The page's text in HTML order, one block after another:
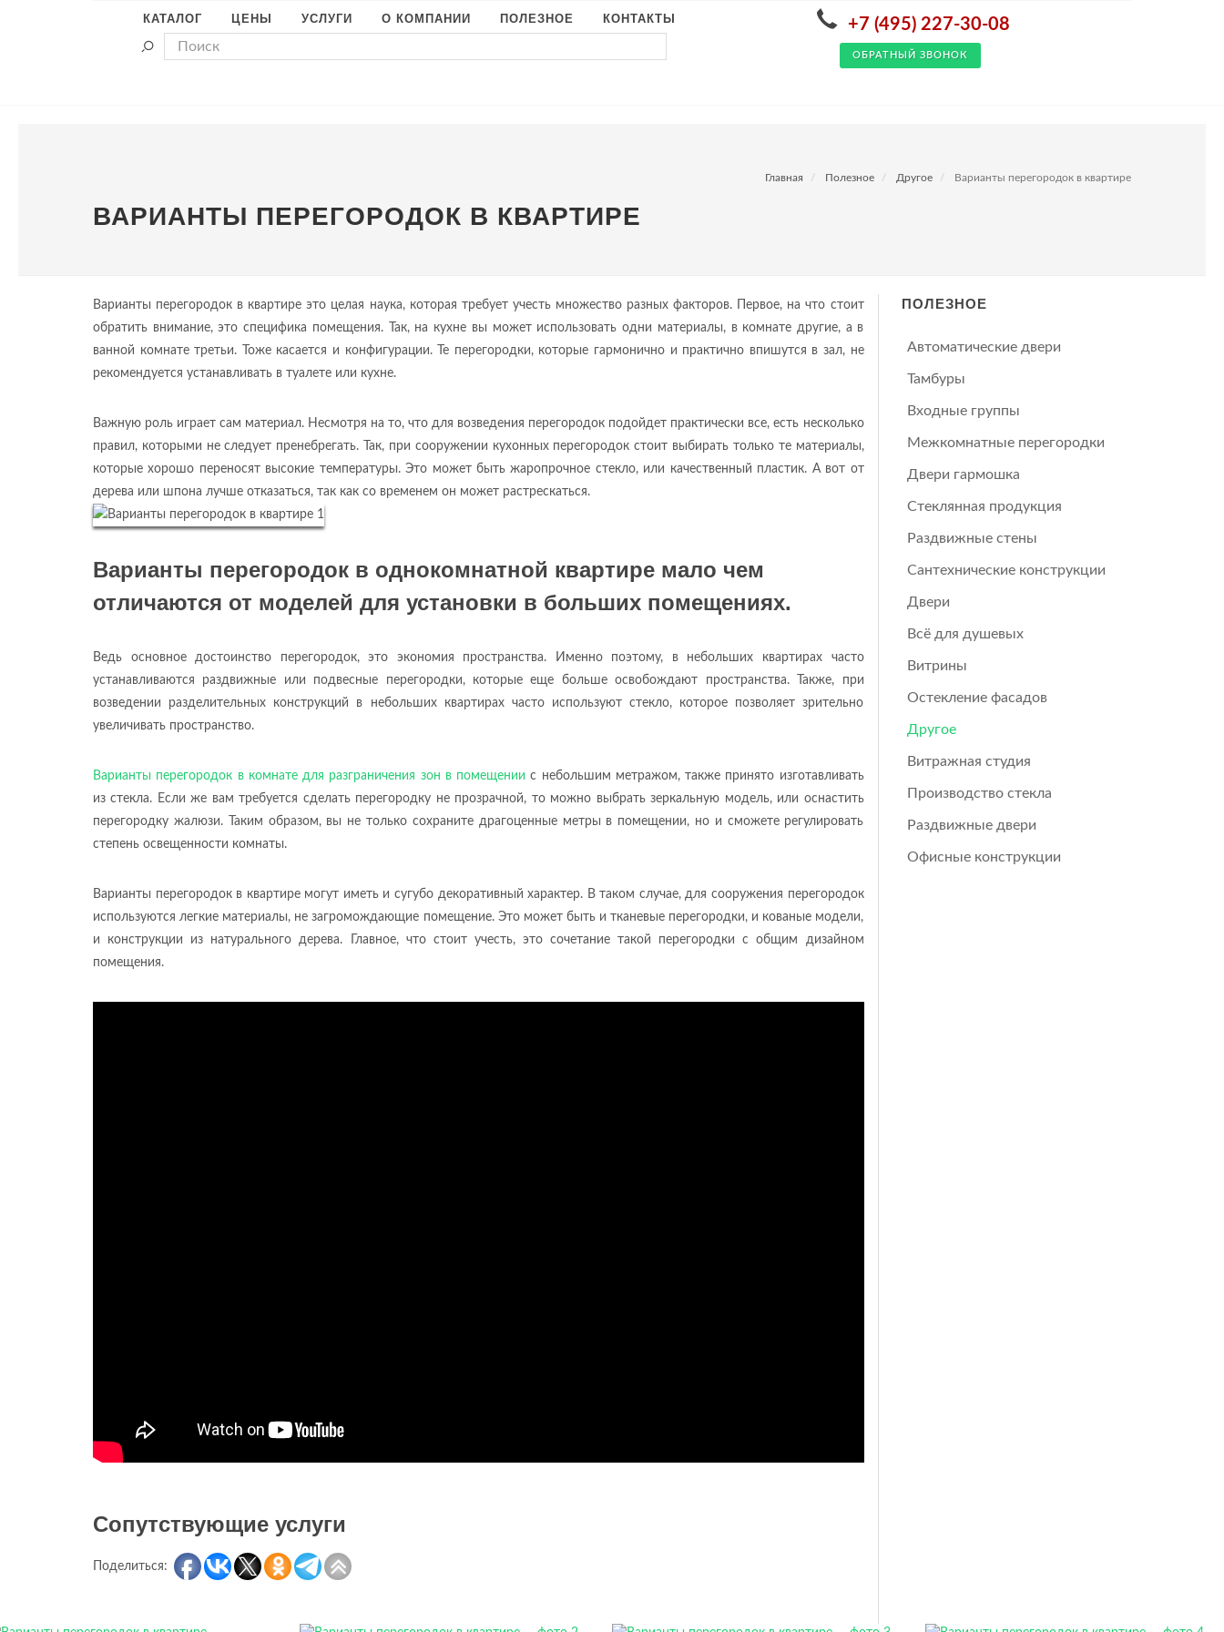
КАТАЛОГ ЦЕНЫ УСЛУГИ О КОМПАНИИ ПОЛЕЗНОЕ КОНТАКТЫ +7 (495) 227-30-08
ОБРАТНЫЙ ЗВОНОК
Главная Полезное Другое Варианты перегородок в квартире
ВАРИАНТЫ ПЕРЕГОРОДОК В КВАРТИРЕ
Варианты перегородок в квартире это целая наука, которая требует учесть множество разных факторов. Первое, на что стоит
обратить внимание, это специфика помещения. Так, на кухне вы может использовать одни материалы, в комнате другие, а в
ванной комнате третьи. Тоже касается и конфигурации. Те перегородки, которые гармонично и практично впишутся в зал, не
рекомендуется устанавливать в туалете или кухне.
Важную роль играет сам материал. Несмотря на то, что для возведения перегородок подойдет практически все, есть несколько
правил, которыми не следует пренебрегать. Так, при сооружении кухонных перегородок стоит выбирать только те материалы,
которые хорошо переносят высокие температуры. Это может быть жаропрочное стекло, или качественный пластик. А вот от
дерева или шпона лучше отказаться, так как со временем он может растрескаться.
Варианты перегородок в однокомнатной квартире мало чем
отличаются от моделей для установки в больших помещениях.
Ведь основное достоинство перегородок, это экономия пространства. Именно поэтому, в небольших квартирах часто
устанавливаются раздвижные или подвесные перегородки, которые еще больше освобождают пространства. Также, при
возведении разделительных конструкций в небольших квартирах часто используют стекло, которое позволяет зрительно
увеличивать пространство.
Варианты перегородок в комнате для разграничения зон в помещении с небольшим метражом, также принято изготавливать
из стекла. Если же вам требуется сделать перегородку не прозрачной, то можно выбрать зеркальную модель, или оснастить
перегородку жалюзи. Таким образом, вы не только сохраните драгоценные метры в помещении, но и сможете регулировать
степень освещенности комнаты.
Варианты перегородок в квартире могут иметь и сугубо декоративный характер. В таком случае, для сооружения перегородок
используются легкие материалы, не загромождающие помещение. Это может быть и тканевые перегородки, и кованые модели,
и конструкции из натурального дерева. Главное, что стоит учесть, это сочетание такой перегородки с общим дизайном
помещения.
Сопутствующие услуги
Поделиться:
ПОЛЕЗНОЕ
Автоматические двери
Тамбуры
Входные группы
Межкомнатные перегородки
Двери гармошка
Стеклянная продукция
Раздвижные стены
Сантехнические конструкции
Двери
Всё для душевых
Витрины
Остекление фасадов
Другое
Витражная студия
Производство стекла
Раздвижные двери
Офисные конструкции